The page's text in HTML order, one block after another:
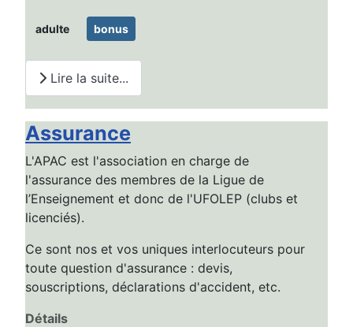
adulte bonus
Lire la suite...
Assurance
L'APAC est l'association en charge de
l'assurance des membres de la Ligue de
l’Enseignement et donc de l'UFOLEP (clubs et
licenciés).
Ce sont nos et vos uniques interlocuteurs pour
toute question d'assurance : devis,
souscriptions, déclarations d'accident, etc.
Détails